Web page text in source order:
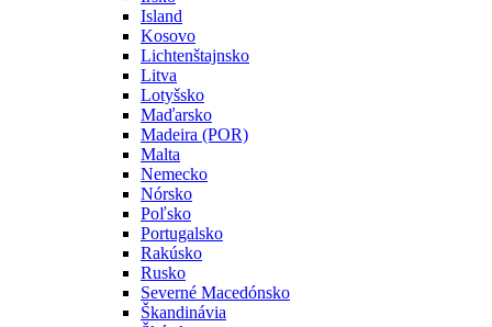
Island
Kosovo
Lichtenštajnsko
Litva
Lotyšsko
Maďarsko
Madeira (POR)
Malta
Nemecko
Nórsko
Poľsko
Portugalsko
Rakúsko
Rusko
Severné Macedónsko
Škandinávia